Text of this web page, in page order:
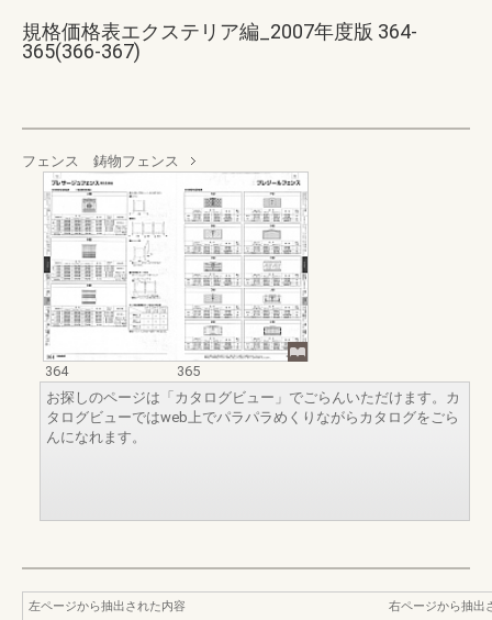
規格価格表エクステリア編_2007年度版 364-
365(366-367)
フェンス 鋳物フェンス
364
365
お探しのページは「カタログビュー」でごらんいただけます。カ
タログビューではweb上でパラパラめくりながらカタログをごら
んになれます。
左ページから抽出された内容
右ページから抽出